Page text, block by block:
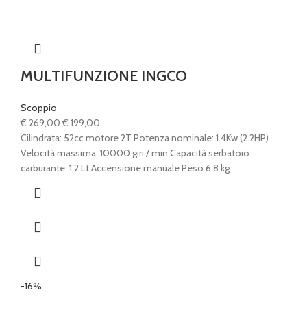
MULTIFUNZIONE INGCO
Scoppio
€269,00Il
prezzo
originale
era:
€ 199,00
prezzo
attuale
è:
Cilindrata: 52cc motore 2T Potenza nominale: 1.4Kw (2.2HP)
Velocità massima: 10000 giri / min Capacità serbatoio
carburante: 1,2 Lt Accensione manuale Peso 6,8 kg
-16%